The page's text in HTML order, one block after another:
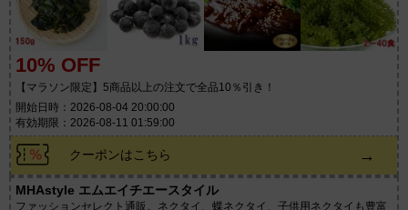
10% OFF
【マラソン限定】5商品以上の注文で全品10％引き！
開始日時：2026-08-04 20:00:00
有効期限：2026-08-11 01:59:00
クーポンはこちら →
MHAstyle エムエイチエースタイル
ファッションセレクト通販。ネクタイ、蝶ネクタイ、子供用ネクタイも豊富